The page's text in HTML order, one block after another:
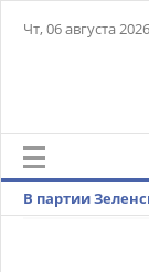
Чт, 06 августа 2026
В партии